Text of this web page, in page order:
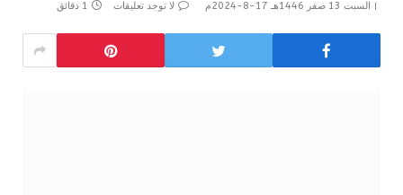
السبت 13 صفر 1446هـ 17-8-2024م لا توجد تعليقات 1 دقائق